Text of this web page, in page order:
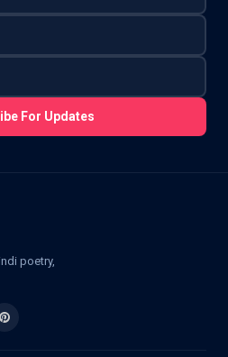
For Updates
poetry,